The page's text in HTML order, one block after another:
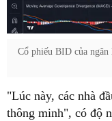
Cổ phiếu BID của
"Lúc này, các nhà
thông minh", có độ